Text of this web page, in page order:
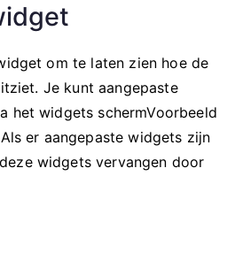
om te laten zien hoe de
Je kunt aangepaste
het widgets schermVoorbeeld
er aangepaste widgets zijn
widgets vervangen door